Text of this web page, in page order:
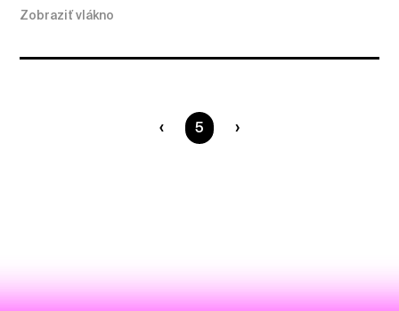
Zobraziť vlákno
Ste na strane
5